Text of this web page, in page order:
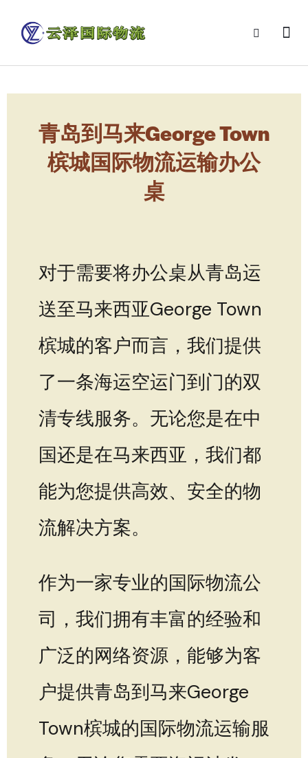
青岛到马来George Town
槟城国际物流运输办公
桌
对于需要将办公桌从青岛运
送至马来西亚George Town
槟城的客户而言，我们提供
了一条海运空运门到门的双
清专线服务。无论您是在中
国还是在马来西亚，我们都
能为您提供高效、安全的物
流解决方案。
作为一家专业的国际物流公
司，我们拥有丰富的经验和
广泛的网络资源，能够为客
户提供青岛到马来George
Town槟城的国际物流运输服